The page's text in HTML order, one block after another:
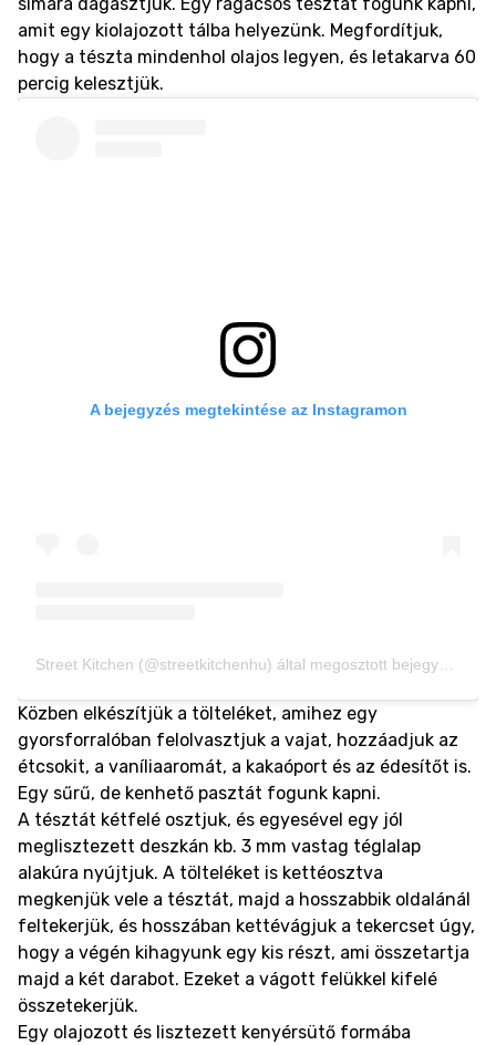
amit egy kiolajozott tálba helyezünk. Megfordítjuk,
hogy a tészta mindenhol olajos legyen, és letakarva 60
percig kelesztjük.
A bejegyzés megtekintése az Instagramon
Street Kitchen (@streetkitchenhu) által megosztott bejegyzés
Közben elkészítjük a tölteléket, amihez egy
gyorsforralóban felolvasztjuk a vajat, hozzáadjuk az
étcsokit, a vaníliaaromát, a kakaóport és az édesítőt is.
Egy sűrű, de kenhető pasztát fogunk kapni.
A tésztát kétfelé osztjuk, és egyesével egy jól
meglisztezett deszkán kb. 3 mm vastag téglalap
alakúra nyújtjuk. A tölteléket is kettéosztva
megkenjük vele a tésztát, majd a hosszabbik oldalánál
feltekerjük, és hosszában kettévágjuk a tekercset úgy,
hogy a végén kihagyunk egy kis részt, ami összetartja
majd a két darabot. Ezeket a vágott felükkel kifelé
összetekerjük.
Egy olajozott és lisztezett kenyérsütő formába